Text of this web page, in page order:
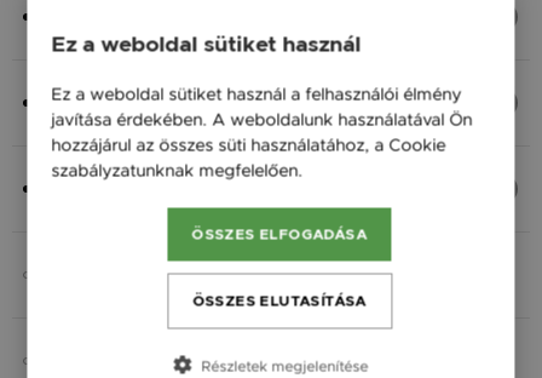
Ezüst 925, M - kb 18 cm
9 900 Ft
Fonal
Opcionális
Opcionális
Ez a weboldal sütiket használ
Ez a weboldal sütiket használ a felhasználói élmény
javítása érdekében. A weboldalunk használatával Ön
hozzájárul az összes süti használatához, a Cookie
szabályzatunknak megfelelően.
ÖSSZES ELFOGADÁSA
ÖSSZES ELUTASÍTÁSA
Részletek megjelenítése